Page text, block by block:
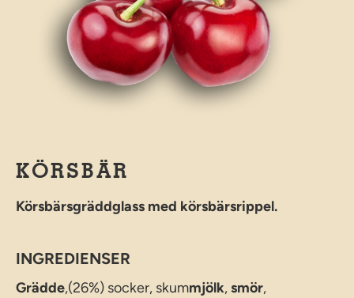
KÖRSBÄR
Körsbärsgräddglass med körsbärsrippel.
INGREDIENSER
Grädde,(26%) socker, skummjölk,smör,